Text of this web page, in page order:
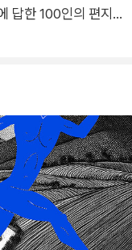
답한 100인의 편지》